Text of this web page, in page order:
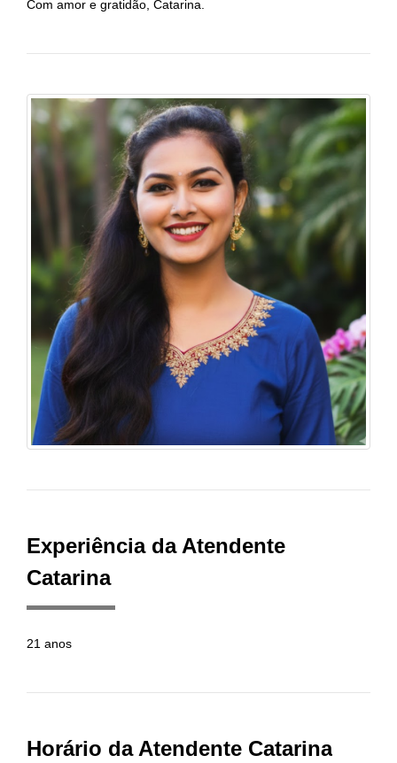
Com amor e gratidão, Catarina.
Experiência da Atendente
Catarina
21 anos
Horário da Atendente Catarina